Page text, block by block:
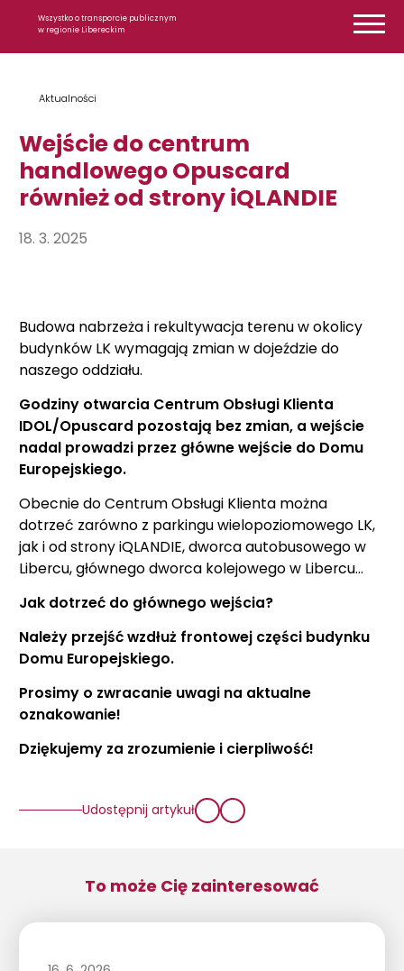
Wszystko o transporcie publicznym
w regionie Libereckim
Aktualności
Wejście do centrum
handlowego Opuscard
również od strony iQLANDIE
18. 3. 2025
Budowa nabrzeża i rekultywacja terenu w okolicy
budynków LK wymagają zmian w dojeździe do
naszego oddziału.
Godziny otwarcia Centrum Obsługi Klienta
IDOL/Opuscard pozostają bez zmian, a wejście
nadal prowadzi przez główne wejście do Domu
Europejskiego.
Obecnie do Centrum Obsługi Klienta można
dotrzeć zarówno z parkingu wielopoziomowego LK,
jak i od strony iQLANDIE, dworca autobusowego w
Libercu,głównego dworca kolejowego w Libercu...
Jak dotrzeć do głównego wejścia?
Należy przejść wzdłuż frontowej części budynku
Domu Europejskiego.
Prosimy o zwracanie uwagi na aktualne
oznakowanie!
Dziękujemy za zrozumienie i cierpliwość!
Udostępnij artykuł
To może Cię zainteresować